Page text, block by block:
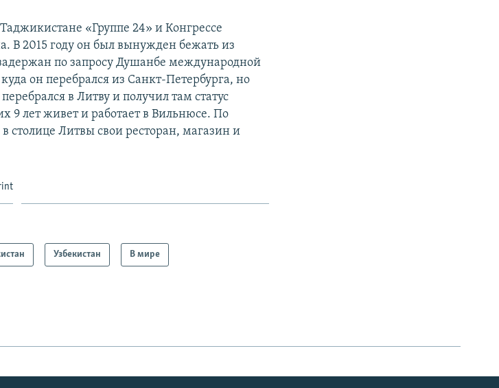
«Группе 24» и Конгрессе
В 2015 году он был вынужден бежать из
по запросу Душанбе международной
он перебрался из Санкт-Петербурга, но
в Литву и получил там статус
9 лет живет и работает в Вильнюсе. По
столице Литвы свои ресторан, магазин и
Узбекистан В мире